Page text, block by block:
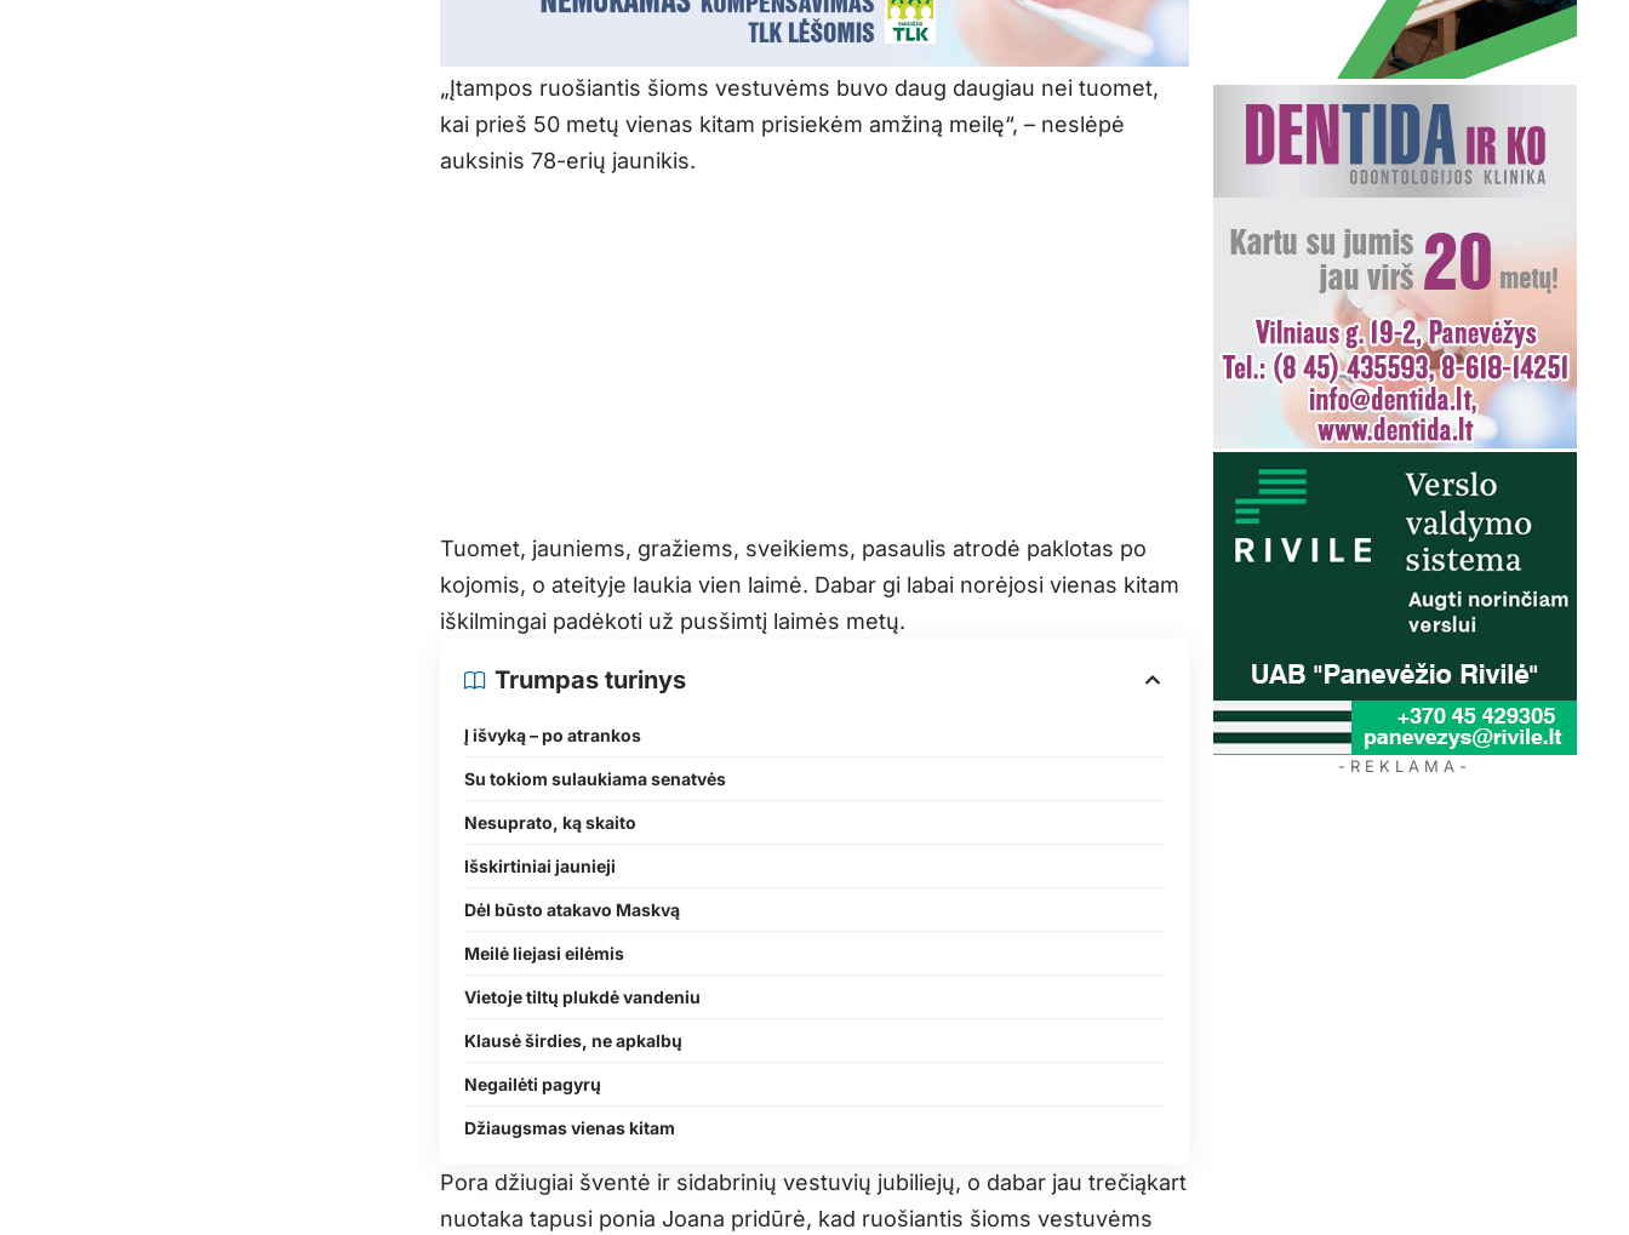
„Įtampos ruošiantis šioms vestuvėms buvo daug daugiau nei tuomet,
kai prieš 50 metų vienas kitam prisiekėm amžiną meilę“, – neslėpė
auksinis 78-erių jaunikis.
Tuomet, jauniems, gražiems, sveikiems, pasaulis atrodė paklotas po
kojomis, o ateityje laukia vien laimė. Dabar gi labai norėjosi vienas kitam
iškilmingai padėkoti už pusšimtį laimės metų.
Trumpas turinys
Į išvyką – po atrankos
Su tokiom sulaukiama senatvės
Nesuprato, ką skaito
Išskirtiniai jaunieji
Dėl būsto atakavo Maskvą
Meilė liejasi eilėmis
Vietoje tiltų plukdė vandeniu
Klausė širdies, ne apkalbų
Negailėti pagyrų
Džiaugsmas vienas kitam
Pora džiugiai šventė ir sidabrinių vestuvių jubiliejų, o dabar jau trečiąkart
nuotaka tapusi ponia Joana pridūrė, kad ruošiantis šioms vestuvėms
- R E K L A M A -